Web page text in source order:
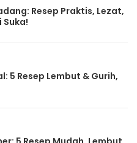
Resep Praktis, Lezat,
Suka!
5 Resep Lembut & Gurih,